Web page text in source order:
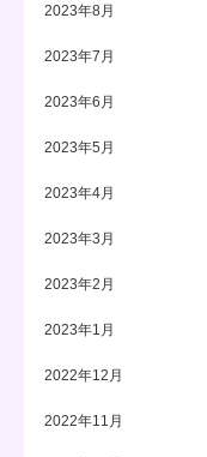
2023年8月
2023年7月
2023年6月
2023年5月
2023年4月
2023年3月
2023年2月
2023年1月
2022年12月
2022年11月